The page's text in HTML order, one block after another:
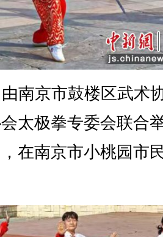
京市鼓楼区武术
太极拳专委会联合
在南京市小桃园市